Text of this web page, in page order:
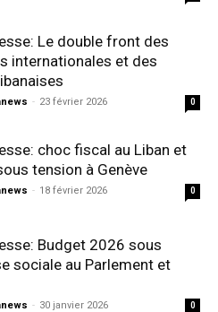
Le double front des
internationales et des
- 23 février 2026 0
choc fiscal au Liban et
tension à Genève
- 18 février 2026 0
Budget 2026 sous
sociale au Parlement et
- 30 janvier 2026 0